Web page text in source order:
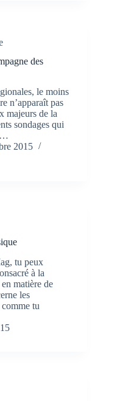
des
le moins
n’apparaît pas
majeurs de la
sondages qui
2015
tu peux
à la
matière de
les
tu